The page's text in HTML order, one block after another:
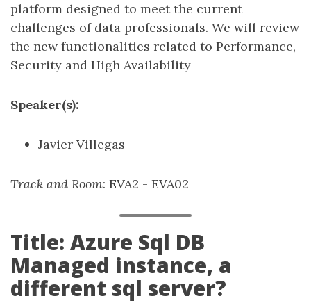
platform designed to meet the current
challenges of data professionals. We will review
the new functionalities related to Performance,
Security and High Availability
Speaker(s):
Javier Villegas
Track and Room: EVA2 - EVA02
Title: Azure Sql DB
Managed instance, a
different sql server?